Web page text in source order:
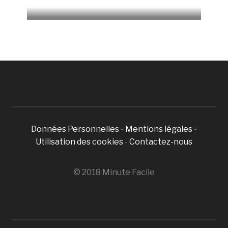
Données Personnelles - Mentions légales -
Utilisation des cookies - Contactez-nous
© 2018 Minute Facile